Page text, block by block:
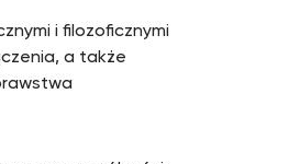
i filozoficznymi
a także